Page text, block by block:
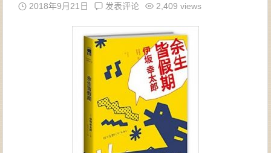
2018年9月21日 发表评论 2,409 views